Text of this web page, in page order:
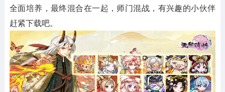
全面培养，最终混合在一起，师门混战，有兴趣的小伙伴
赶紧下载吧。